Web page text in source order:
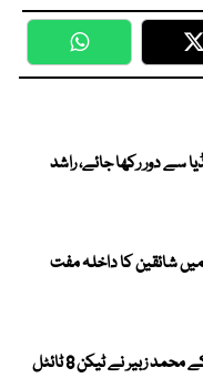
WhatsApp
سے دور رکھا جائے، راشد
شائقین کا داخلہ مفت
ای اسپورٹس ورلڈ کپ؛ پاکستان کے محمد زبیر نے ٹیکن 8 ٹائٹل